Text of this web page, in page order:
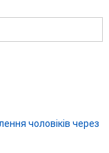
чоловіків через